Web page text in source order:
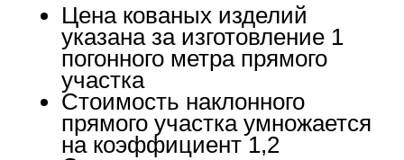
Цена кованых изделий
указана за изготовление 1
погонного метра прямого
участка
Стоимость наклонного
прямого участка умножается
на коэффициент 1,2